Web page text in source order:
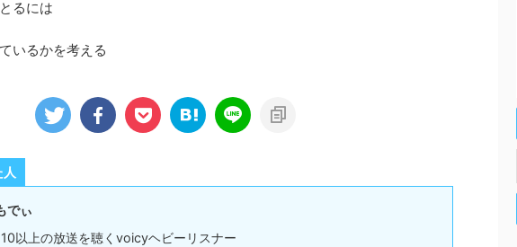
るには
いるかを考える
でぃ
以上の放送を聴くvoicyヘビーリスナー